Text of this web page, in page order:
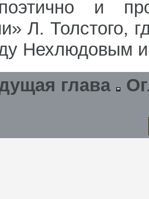
и
Л. Толстого,
Нехлюдовым
глава